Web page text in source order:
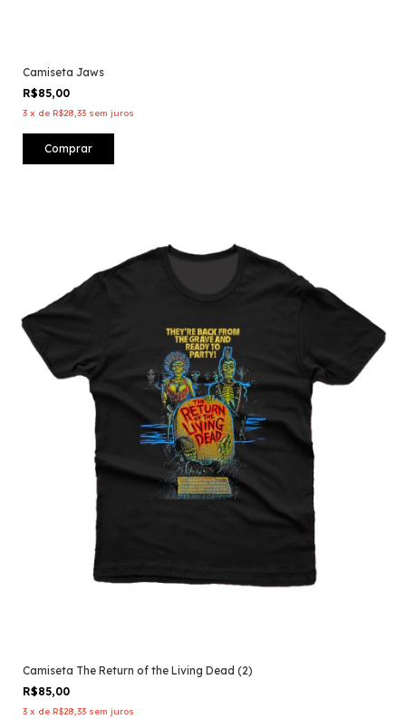
Camiseta Jaws
R$85,00
3 x de R$28,33 sem juros
Comprar
Camiseta The Return of the Living Dead (2)
R$85,00
3 x de R$28,33 sem juros